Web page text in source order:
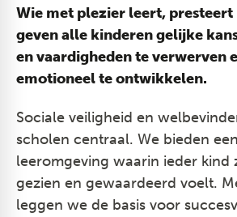
Wie met plezier leert, presteert
geven alle kinderen gelijke
en vaardigheden te verwerven
emotioneel te ontwikkelen.
Sociale veiligheid en
scholen centraal. We bieden
leeromgeving waarin ieder kind
gezien en gewaardeerd voelt.
leggen we de basis voor